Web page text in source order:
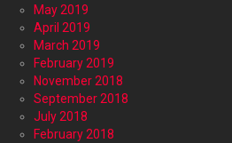
May 2019
April 2019
March 2019
February 2019
November 2018
September 2018
July 2018
February 2018